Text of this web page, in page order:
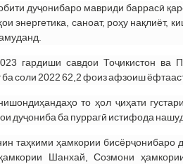
дуҷонибаро мавриди баррасӣ
энергетика, саноат, роҳу нақлиёт,
гардиши савдои Тоҷикистон ва
соли 2022 62,2 фоиз афзоиш
то ҳол ҷиҳати
дуҷониба ба пуррагӣ истифода
таҳкими ҳамкории бисёрҷонибаро
Шанхай, Созмони